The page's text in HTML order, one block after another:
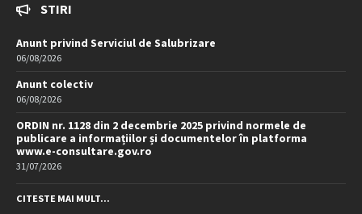
STIRI
Anunt privind Serviciul de Salubrizare
06/08/2026
Anunt colectiv
06/08/2026
ORDIN nr. 1128 din 2 decembrie 2025 privind normele de
publicare a informațiilor și documentelor în platforma
www.e-consultare.gov.ro
31/07/2026
CITESTE MAI MULT...